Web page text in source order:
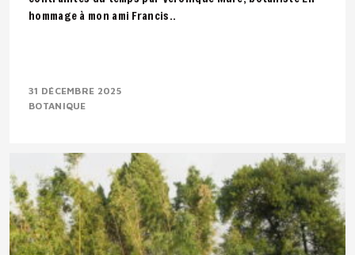
hommage à mon ami Francis..
31 DÉCEMBRE 2025
BOTANIQUE